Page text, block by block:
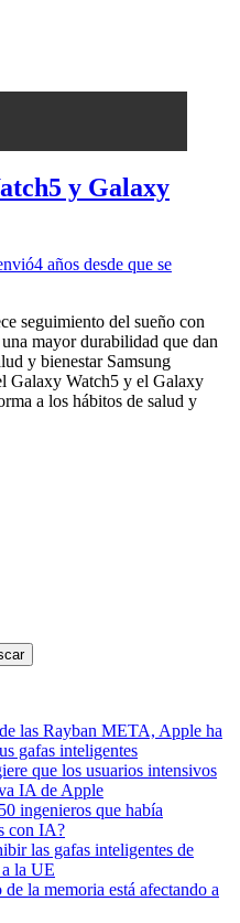
y Galaxy
4 años desde que se
seguimiento del sueño con
mayor durabilidad que dan
y bienestar Samsung
Galaxy Watch5 y el Galaxy
a los hábitos de salud y
las Rayban META, Apple ha
gafas inteligentes
que los usuarios intensivos
IA de Apple
ingenieros que había
con IA?
las gafas inteligentes de
la UE
la memoria está afectando a